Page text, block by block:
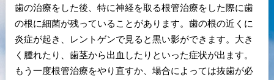
歯の治療をした後、特に神経を取る根管治療をした際に歯
の根に細菌が残っていることがあります。歯の根の近くに
炎症が起き、レントゲンで見ると黒い影ができます。大き
く腫れたり、歯茎から出血したりといった症状が出ます。
もう一度根管治療をやり直すか、場合によっては抜歯が必